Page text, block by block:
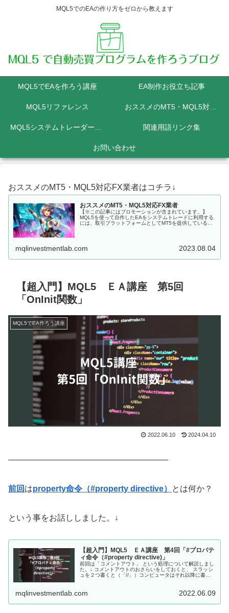
MQL5でのEAの作り方をゼロから教えます
MQL5でEAを作ろう講座 EA制作お役立ち記事
MQL5リファレンス おススメのMT5・MQL5対応FX業者
MQL5システムトレーダーの為のPython講座 関連用語リンク集
お問い合わせ
おススメのMT5・MQL5対応FX業者はコチラ↓
おススメのMT5・MQL5対応FX業者
【※この記事にはプロモーションが含まれています。】
MQL5を使って自作したEAをシステムトレードに利用する
には、取引プラットフォームとしてMT5を提供しているFX
mqlinvestmentlab.com 2023.08.04
【超入門】MQL5 ＥＡ講座 第5回
「OnInit関数」
MQL5でEA作ろう講座
2022.06.10 2024.04.10
———————————————————–
前回 はproperty命令（#property directive） とは何か？
という事をお話ししました。↓
【超入門】MQL5 ＥＡ講座 第4回「#プロパテ
ィ命令（#property directive)」
前回は「コメントアウト」 という処理について解説しまし
た。↓ コメントアウトのおさらいをしておくと、 スラッシ
ュを２つ書くと（「//」）コンピュータはそれ以降に書か
mqlinvestmentlab.com 2022.06.09